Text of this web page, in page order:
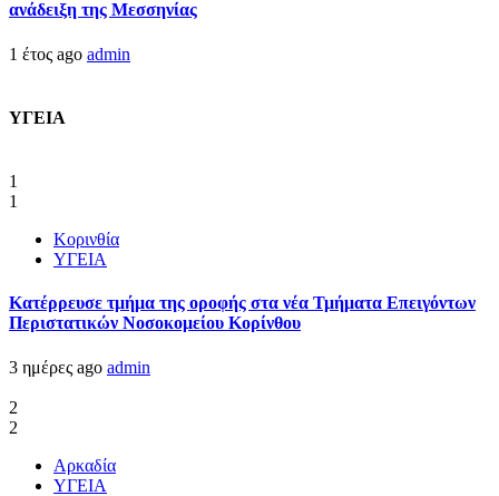
ανάδειξη της Μεσσηνίας
1 έτος ago admin
ΥΓΕΙΑ
1
1
Κορινθία
ΥΓΕΙΑ
Kατέρρευσε τμήμα της οροφής στα νέα Τμήματα Επειγόντων
Περιστατικών Νοσοκομείου Κορίνθου
3 ημέρες ago admin
2
2
Αρκαδία
ΥΓΕΙΑ